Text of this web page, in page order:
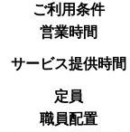
ご利用条件
営業時間
サービス提供時間
定員
職員配置